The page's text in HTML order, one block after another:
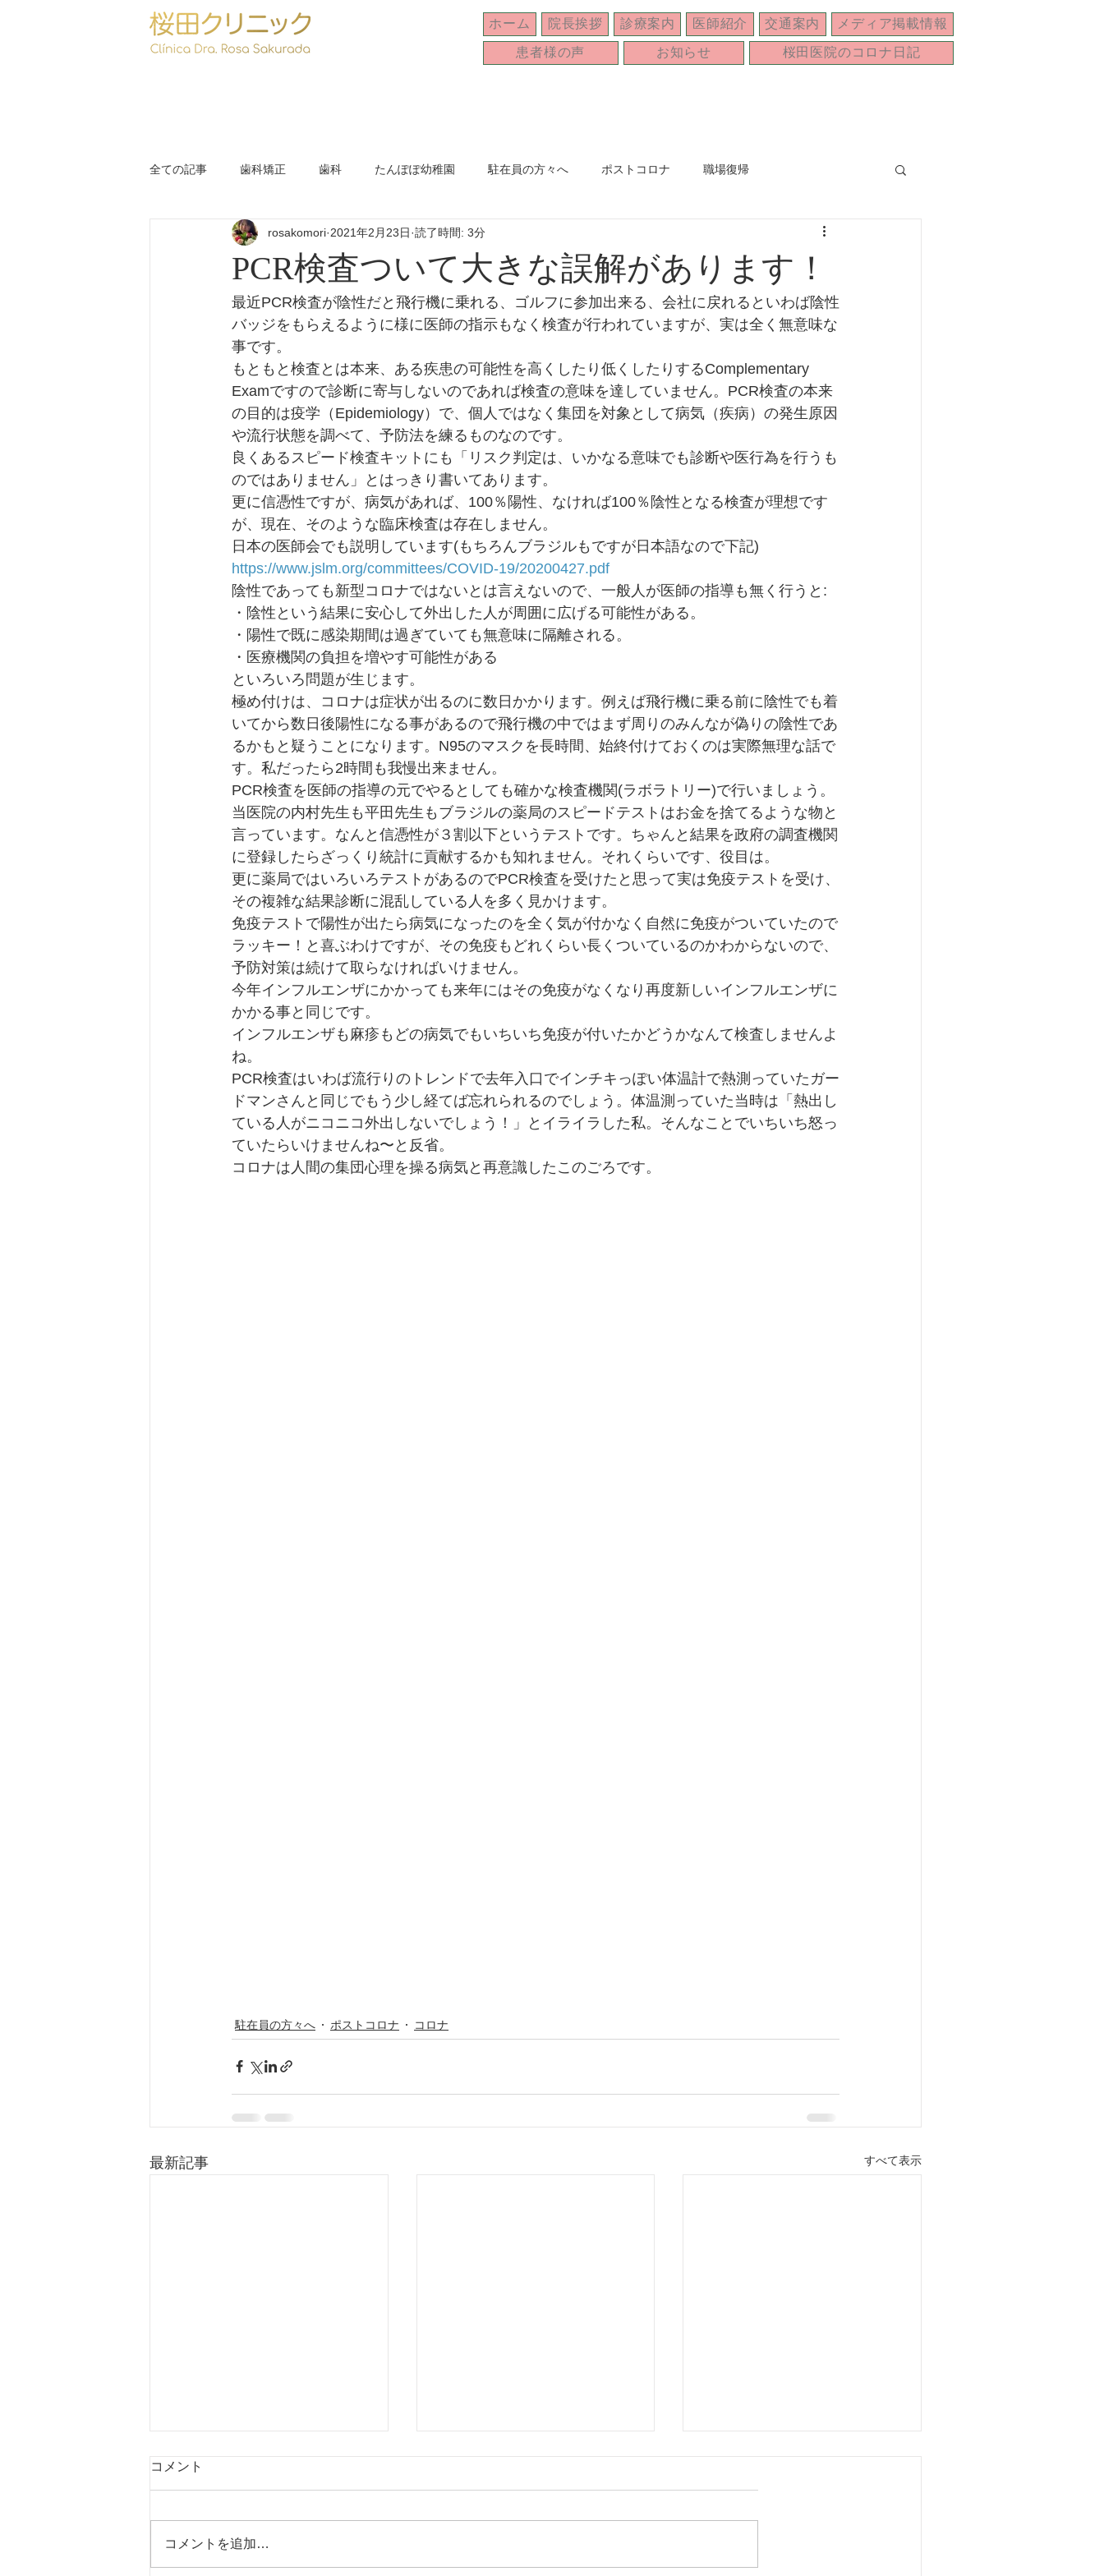
ホーム 院長挨拶 診療案内 医師紹介 交通案内
メディア掲載情報
患者様の声
お知らせ 桜田医院のコロナ日記
全ての記事 歯科矯正 歯科 たんぽぽ幼稚園 駐在員の方々へ ポストコロナ 職場復帰
フェスタジュニーナ コロナ ブラジル 忘年会
PCR検査ついて大きな誤解があります！
rosakomori 2021年2月23日 読了時間: 3分
最近PCR検査が陰性だと飛行機に乗れる、ゴルフに参加出来る、会社に戻れるといわば陰性
バッジをもらえるように様に医師の指示もなく検査が行われていますが、実は全く無意味な
事です。
もともと検査とは本来、ある疾患の可能性を高くしたり低くしたりするComplementary
Examですので診断に寄与しないのであれば検査の意味を達していません。PCR検査の本来
の目的は疫学（Epidemiology）で、個人ではなく集団を対象として病気（疾病）の発生原因
や流行状態を調べて、予防法を練るものなのです。
良くあるスピード検査キットにも「リスク判定は、いかなる意味でも診断や医行為を行うも
のではありません」とはっきり書いてあります。
更に信憑性ですが、病気があれば、100％陽性、なければ100％陰性となる検査が理想です
が、現在、そのような臨床検査は存在しません。
日本の医師会でも説明しています(もちろんブラジルもですが日本語なので下記)
https://www.jslm.org/committees/COVID-19/20200427.pdf
陰性であっても新型コロナではないとは言えないので、一般人が医師の指導も無く行うと:
・陰性という結果に安心して外出した人が周囲に広げる可能性がある。
・陽性で既に感染期間は過ぎていても無意味に隔離される。
・医療機関の負担を増やす可能性がある
といろいろ問題が生じます。
極め付けは、コロナは症状が出るのに数日かかります。例えば飛行機に乗る前に陰性でも着
いてから数日後陽性になる事があるので飛行機の中ではまず周りのみんなが偽りの陰性であ
るかもと疑うことになります。N95のマスクを長時間、始終付けておくのは実際無理な話で
す。私だったら2時間も我慢出来ません。
PCR検査を医師の指導の元でやるとしても確かな検査機関(ラボラトリー)で行いましょう。
当医院の内村先生も平田先生もブラジルの薬局のスピードテストはお金を捨てるような物と
言っています。なんと信憑性が３割以下というテストです。ちゃんと結果を政府の調査機関
に登録したらざっくり統計に貢献するかも知れません。それくらいです、役目は。
更に薬局ではいろいろテストがあるのでPCR検査を受けたと思って実は免疫テストを受け、
その複雑な結果診断に混乱している人を多く見かけます。
免疫テストで陽性が出たら病気になったのを全く気が付かなく自然に免疫がついていたので
ラッキー！と喜ぶわけですが、その免疫もどれくらい長くついているのかわからないので、
予防対策は続けて取らなければいけません。
今年インフルエンザにかかっても来年にはその免疫がなくなり再度新しいインフルエンザに
かかる事と同じです。
インフルエンザも麻疹もどの病気でもいちいち免疫が付いたかどうかなんて検査しませんよ
ね。
PCR検査はいわば流行りのトレンドで去年入口でインチキっぽい体温計で熱測っていたガー
ドマンさんと同じでもう少し経てば忘れられるのでしょう。体温測っていた当時は「熱出し
ている人がニコニコ外出しないでしょう！」とイライラした私。そんなことでいちいち怒っ
ていたらいけませんね〜と反省。
コロナは人間の集団心理を操る病気と再意識したこのごろです。
駐在員の方々へ ポストコロナ コロナ
最新記事 すべて表示
コメント
コメントを追加…